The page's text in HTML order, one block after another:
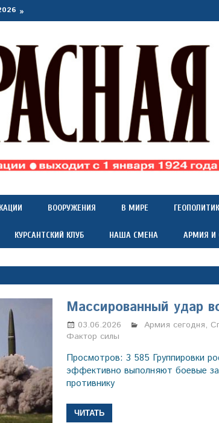
ВООРУЖЕНИЯ В МИРЕ
КУРСАНТСКИЙ КЛУБ НАША СМЕНА АРМИЯ И
Массированный удар
03.06.2026 Марина
Армия сегодня,
Фактор силы
Просмотров: 3 585 Группировки
эффективно выполняют боевые
противнику
ЧИТАТЬ